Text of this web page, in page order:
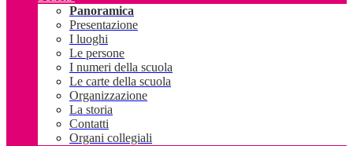
Panoramica
Presentazione
I luoghi
Le persone
I numeri della scuola
Le carte della scuola
Organizzazione
La storia
Contatti
Organi collegiali